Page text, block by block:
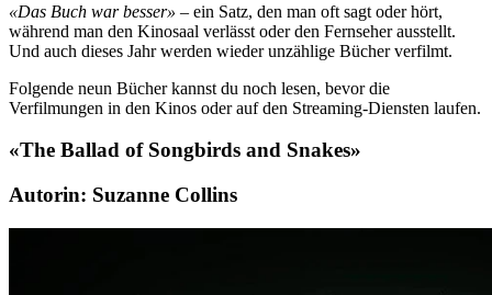
«Das Buch war besser» – ein Satz, den man oft sagt oder hört,
während man den Kinosaal verlässt oder den Fernseher ausstellt.
Und auch dieses Jahr werden wieder unzählige Bücher verfilmt.
Folgende neun Bücher kannst du noch lesen, bevor die
Verfilmungen in den Kinos oder auf den Streaming-Diensten laufen.
«The Ballad of Songbirds and Snakes»
Autorin: Suzanne Collins